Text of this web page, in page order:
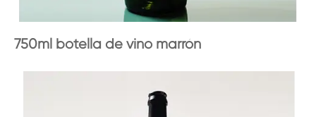
750ml botella de vino marrón